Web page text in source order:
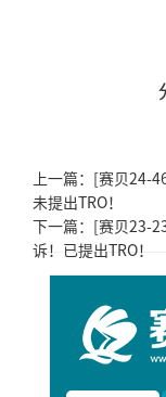
上一篇： [赛贝24-
未提出TRO！
下一篇： [赛贝23-
诉！已提出TRO！